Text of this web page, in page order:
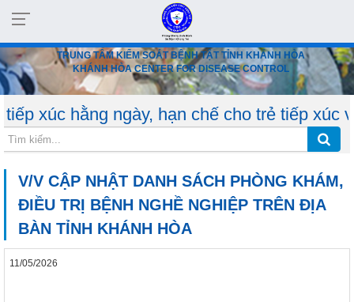
TRUNG TÂM KIỂM SOÁT BỆNH TẬT TỈNH KHÁNH HÒA
KHÁNH HÒA CENTER FOR DISEASE CONTROL
ngày, hạn chế cho trẻ tiếp xúc
V/V CẬP NHẬT DANH SÁCH PHÒNG KHÁM,
ĐIỀU TRỊ BỆNH NGHỀ NGHIỆP TRÊN ĐỊA
BÀN TỈNH KHÁNH HÒA
11/05/2026